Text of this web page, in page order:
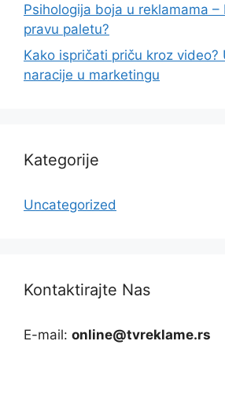
Psihologija boja u reklamama
pravu paletu?
Kako ispričati priču kroz video?
naracije u marketingu
Kategorije
Uncategorized
Kontaktirajte Nas
E-mail: online@tvreklame.rs